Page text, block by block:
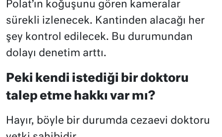
Polat’ın koğuşunu gören kameralar
sürekli izlenecek. Kantinden alacağı her
şey kontrol edilecek. Bu durumundan
dolayı denetim arttı.
Peki kendi istediği bir doktoru
talep etme hakkı var mı?
Hayır, böyle bir durumda cezaevi doktoru